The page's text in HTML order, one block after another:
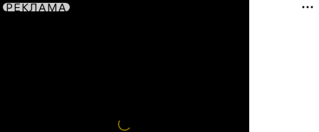
РЕКЛАМА